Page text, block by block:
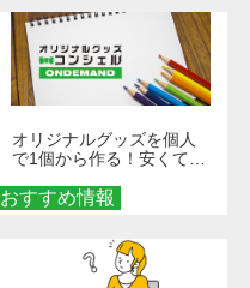
おすすめ情報
オリジナルグッズを個人
で1個から作る！安くて簡
秘訣